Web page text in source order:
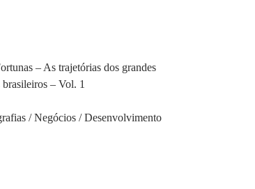
– As trajetórias dos grandes
brasileiros – Vol. 1
/ Negócios / Desenvolvimento